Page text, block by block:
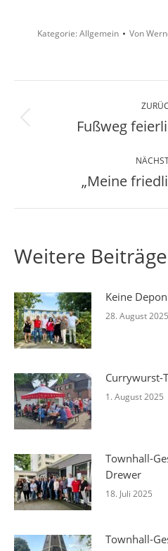
Kategorie:Allgemein Von
Fußweg
„Meine
Weitere Beiträge
Keine
28. August 2025
Currywurst-
1. August 2025
Townhall-
Drewer
18. Juli 2025
Townhall-